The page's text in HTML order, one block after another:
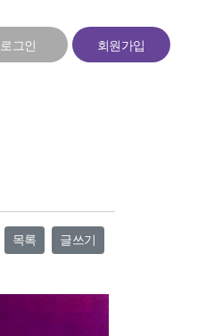
회원가입
로그인
목록 글쓰기